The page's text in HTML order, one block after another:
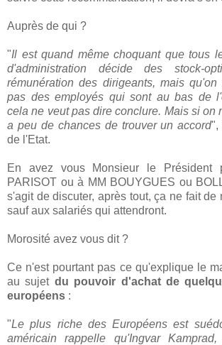
Auprès de qui ?
"Il est quand même choquant que tous
d'administration décide des stock-
rémunération des dirigeants, mais
pas des employés qui sont au bas de
cela ne veut pas dire conclure. Mais si on
a peu de chances de trouver un accord",
de l'Etat.
En avez vous Monsieur le Président
PARISOT ou à MM BOUYGUES ou
s'agit de discuter, après tout, ça ne fait de
sauf aux salariés qui attendront.
Morosité avez vous dit ?
Ce n'est pourtant pas ce qu'explique le
au sujet du pouvoir d'achat de
européens :
"Le plus riche des Européens est
américain rappelle qu'Ingvar